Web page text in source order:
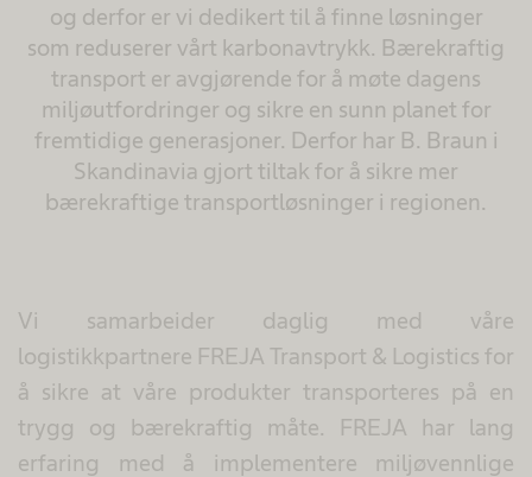
og derfor er vi dedikert til å finne løsninger
som reduserer vårt karbonavtrykk. Bærekraftig
transport er avgjørende for å møte dagens
miljøutfordringer og sikre en sunn planet for
fremtidige generasjoner. Derfor har B. Braun i
Skandinavia gjort tiltak for å sikre mer
bærekraftige transportløsninger i regionen.
Vi samarbeider daglig med våre
logistikkpartnere FREJA Transport & Logistics for
å sikre at våre produkter transporteres på en
trygg og bærekraftig måte. FREJA har lang
erfaring med å implementere miljøvennlige